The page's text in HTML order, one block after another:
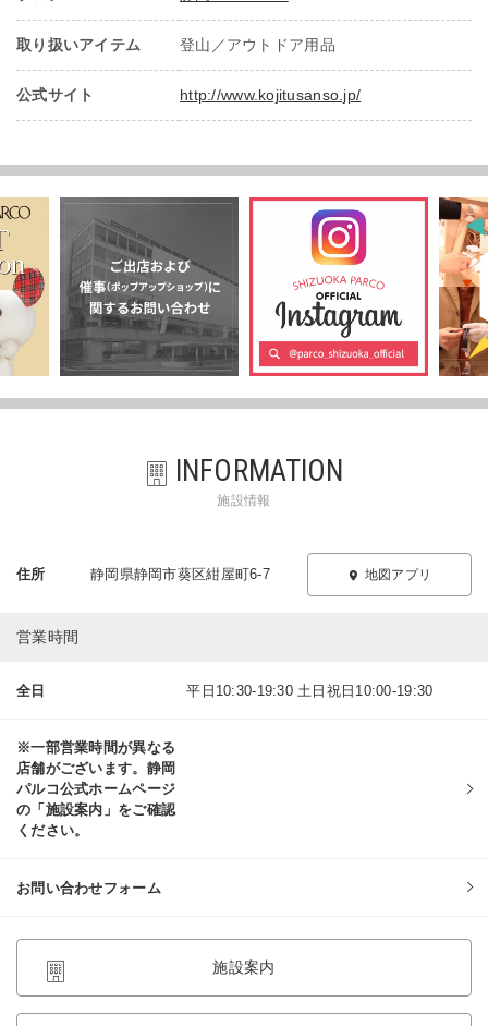
取り扱いアイテム 登山／アウトドア用品
公式サイト http://www.kojitusanso.jp/
INFORMATION
施設情報
住所 静岡県静岡市葵区紺屋町6-7 地図アプリ
営業時間
全日 平日10:30-19:30 土日祝日10:00-19:30
※一部営業時間が異なる
店舗がございます。静岡
パルコ公式ホームページ
の「施設案内」をご確認
ください。
お問い合わせフォーム
施設案内